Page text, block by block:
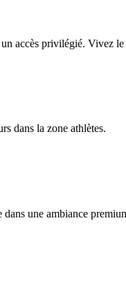
accès privilégié. Vivez
dans la zone athlètes.
une ambiance